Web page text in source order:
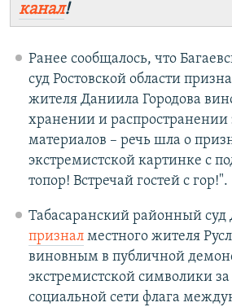
канал!
Ранее сообщалось, что
суд Ростовской области
жителя Даниила Городова
хранении и распространении
материалов – речь шла о
экстремистской картинке с
топор! Встречай гостей с гор!".
Табасаранский районный суд
призналместного жителя
виновным в публичной
экстремистской символики
социальной сети флага